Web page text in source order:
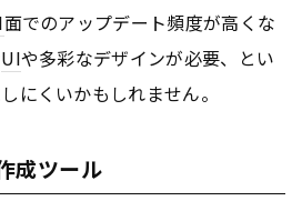
面でのアップデート頻度が高くな
UIや多彩なデザインが必要、とい
にくいかもしれません。
成ツール